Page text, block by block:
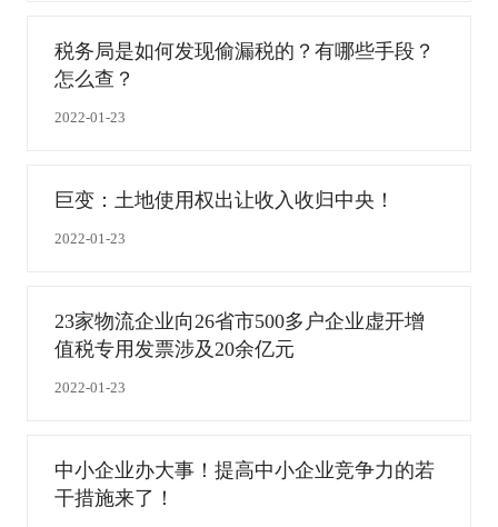
税务局是如何发现偷漏税的？有哪些手段？
怎么查？
2022-01-23
巨变：土地使用权出让收入收归中央！
2022-01-23
23家物流企业向26省市500多户企业虚开增
值税专用发票涉及20余亿元
2022-01-23
中小企业办大事！提高中小企业竞争力的若
干措施来了！